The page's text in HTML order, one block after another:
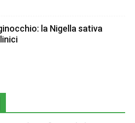
la Nigella sativa